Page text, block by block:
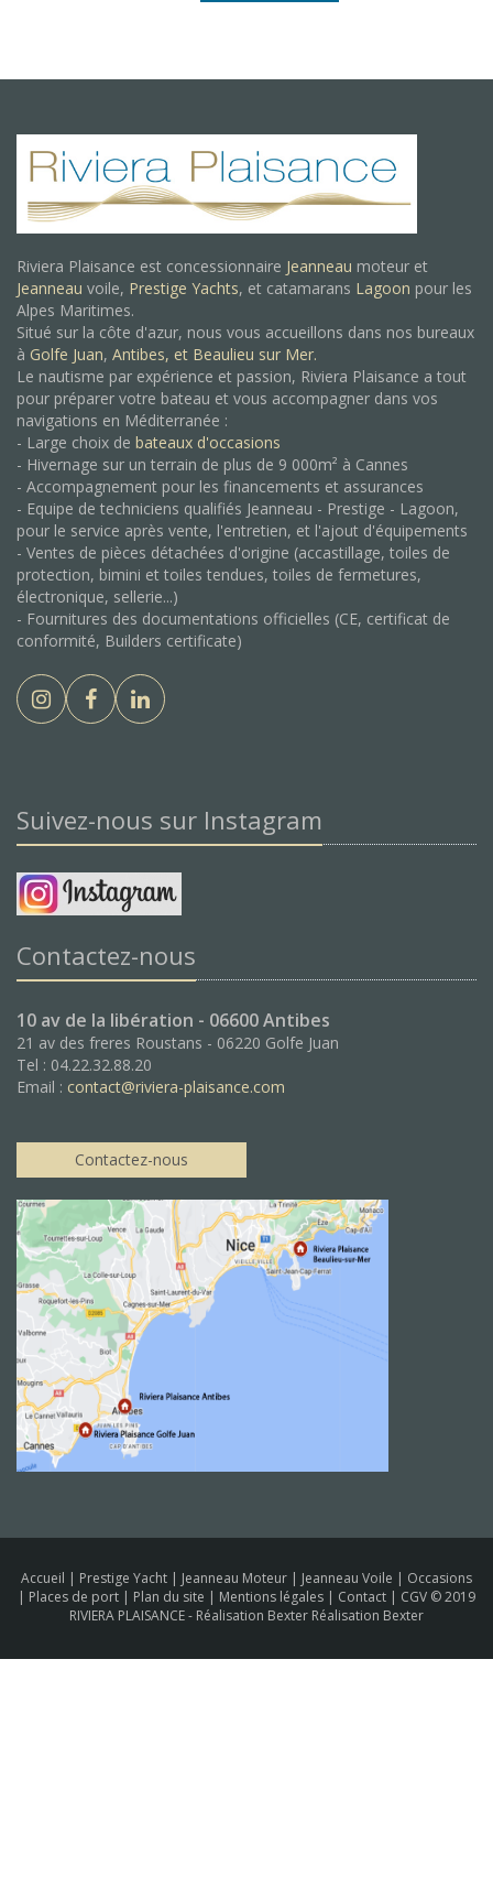
Riviera Plaisance est concessionnaire Jeanneau moteur et
Jeanneau voile, Prestige Yachts, et catamarans Lagoon pour les
Alpes Maritimes.
Situé sur la côte d'azur, nous vous accueillons dans nos bureaux
à Golfe Juan, Antibes, et Beaulieu sur Mer.
Le nautisme par expérience et passion, Riviera Plaisance a tout
pour préparer votre bateau et vous accompagner dans vos
navigations en Méditerranée :
- Large choix de bateaux d'occasions
- Hivernage sur un terrain de plus de 9 000m² à Cannes
- Accompagnement pour les financements et assurances
- Equipe de techniciens qualifiés Jeanneau - Prestige - Lagoon,
pour le service après vente, l'entretien, et l'ajout d'équipements
- Ventes de pièces détachées d'origine (accastillage, toiles de
protection, bimini et toiles tendues, toiles de fermetures,
électronique, sellerie...)
- Fournitures des documentations officielles (CE, certificat de
conformité, Builders certificate)
Suivez-nous sur Instagram
Contactez-nous
10 av de la libération - 06600 Antibes
21 av des freres Roustans - 06220 Golfe Juan
Tel : 04.22.32.88.20
Email : contact@riviera-plaisance.com
Contactez-nous
Accueil | Prestige Yacht | Jeanneau Moteur | Jeanneau Voile | Occasions
| Places de port | Plan du site | Mentions légales | Contact | CGV © 2019
RIVIERA PLAISANCE - Réalisation Bexter Réalisation Bexter